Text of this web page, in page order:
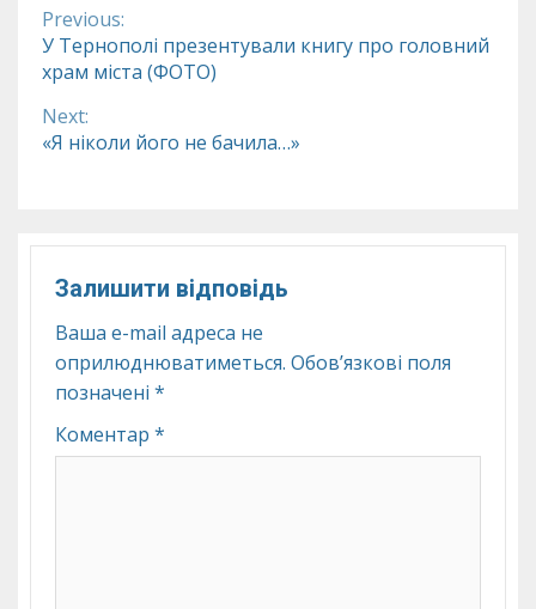
Continue
Reading
Previous:
У Тернополі презентували книгу про головний
храм міста (ФОТО)
Next:
«Я ніколи його не бачила…»
Залишити відповідь
Ваша e-mail адреса не
оприлюднюватиметься. Обов’язкові поля
позначені *
Коментар *